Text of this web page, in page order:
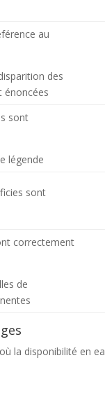
au
des
énoncées
sont
légende
sont
correctement
de
la disponibilité en